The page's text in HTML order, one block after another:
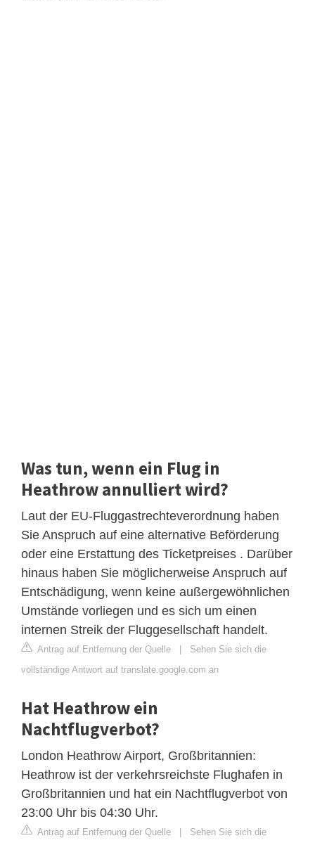
Was tun, wenn ein Flug in
Heathrow annulliert wird?
Laut der EU-Fluggastrechteverordnung haben
Sie Anspruch auf eine alternative Beförderung
oder eine Erstattung des Ticketpreises . Darüber
hinaus haben Sie möglicherweise Anspruch auf
Entschädigung, wenn keine außergewöhnlichen
Umstände vorliegen und es sich um einen
internen Streik der Fluggesellschaft handelt.
Antrag auf Entfernung der Quelle | Sehen Sie sich die
vollständige Antwort auf translate.google.com an
Hat Heathrow ein
Nachtflugverbot?
London Heathrow Airport, Großbritannien:
Heathrow ist der verkehrsreichste Flughafen in
Großbritannien und hat ein Nachtflugverbot von
23:00 Uhr bis 04:30 Uhr.
Antrag auf Entfernung der Quelle | Sehen Sie sich die